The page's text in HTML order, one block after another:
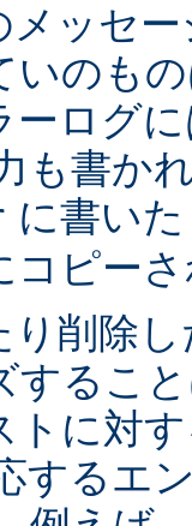
メッセ
いのも
ーログ
も書か
に書い
コピー
り削除
するこ
トに対
するエ